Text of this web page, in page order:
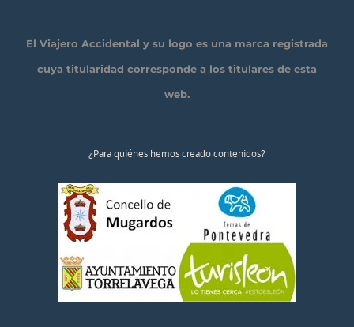
El Viajero Accidental y su logo es una marca registrada
cuya titularidad corresponde a los titulares de esta
web.
¿Para quiénes hemos creado contenidos?